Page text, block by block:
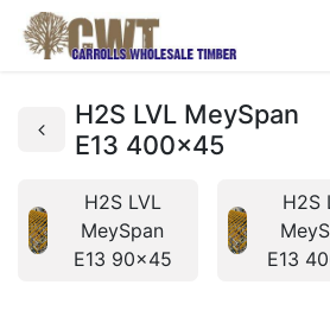
H2S LVL MeySpan
E13 400x45
H2S LVL
MeySpan
E13 90x45
H2S
E13